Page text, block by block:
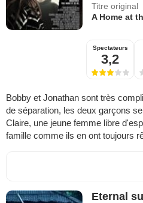
Titre original
A Home at
Spectateurs
3,2
Bobby et Jonathan sont très
de séparation, les deux garçons
Claire, une jeune femme libre
famille comme ils en ont toujours
Eternal